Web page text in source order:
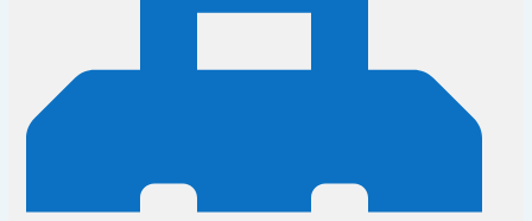
Richtingen van je huis